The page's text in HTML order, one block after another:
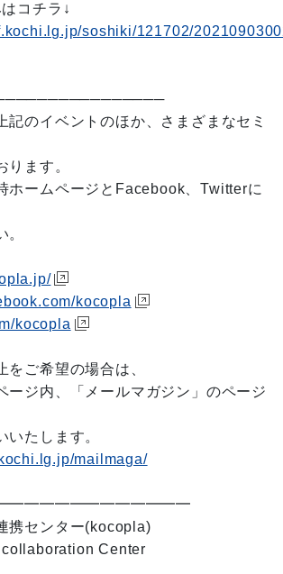
コチラ↓
soshiki/121702/
記のイベントのほか、さまざまなセミ
ります。
ホームページとFacebook、Twitterに
。
kocopla
kocopla
をご希望の場合は、
ージ内、「メールマガジン」のページ
いたします。
mailmaga/
携センター(kocopla)
Center